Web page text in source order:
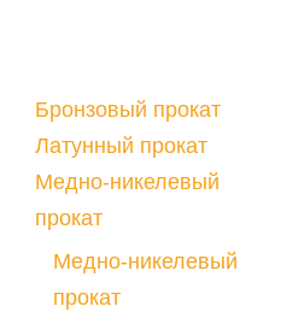
Бронзовый прокат
Латунный прокат
Медно-никелевый
прокат
Медно-никелевый
прокат
Никелевый прокат
Порошки